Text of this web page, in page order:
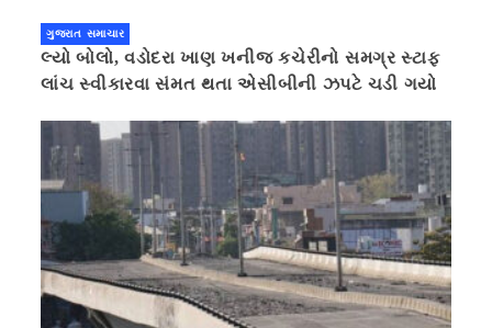
ગુજરાત સમાચાર
લ્યો બોલો, વડોદરા ખાણ ખનીજ કચેરીનો સમગ્ર સ્ટાફ
લાંચ સ્વીકારવા સંમત થતા એસીબીની ઝપટે ચડી ગયો